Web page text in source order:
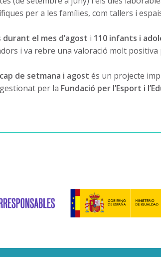
per a les famílies, com tallers i
el mes d’agost i 110 infants i
i va rebre una valoració molt
de setmana i agost és un projecte
per la Fundació per l’Esport i